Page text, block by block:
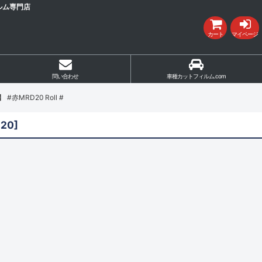
ム専門店
カート マイページ
問い合わせ 車種カットフィルム.com
#赤MRD20 Roll #
]